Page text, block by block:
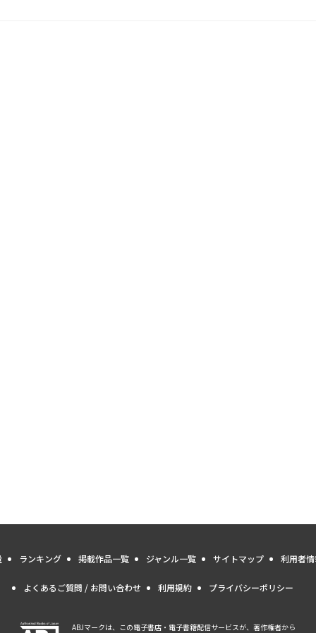
ランキング 掲載作品一覧 ジャンル一覧 サイトマップ 利用者
よくあるご質問 / お問い合わせ 利用規約 プライバシーポリシー
ABJマークは、この電子書店・電子書籍配信サービスが、著作権者から